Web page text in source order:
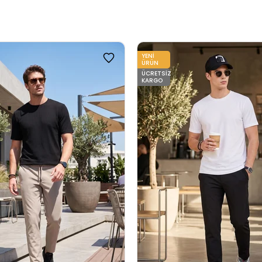
YENI
ÜRÜN
ÜCRETSIZ
KARGO